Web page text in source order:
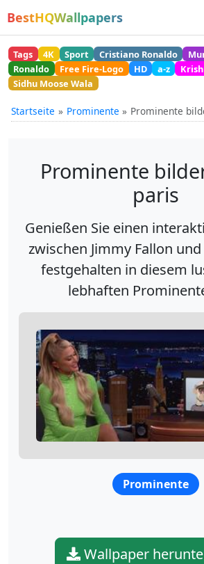
BestHQWallpapers
Tags 4K Sport Cristiano Ronaldo
Ronaldo
Free Fire-Logo HD a-z
Sidhu Moose Wala
Startseite Prominente Prominente
Prominente
paris
Genießen Sie einen
zwischen Jimmy Fallon
festgehalten in diesem
lebhaften
Prominente
Wallpaper